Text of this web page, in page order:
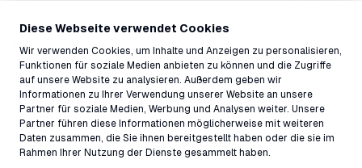
Diese Webseite verwendet Cookies
Wir verwenden Cookies, um Inhalte und Anzeigen zu personalisieren,
Funktionen für soziale Medien anbieten zu können und die Zugriffe
auf unsere Website zu analysieren. Außerdem geben wir
Informationen zu Ihrer Verwendung unserer Website an unsere
Partner für soziale Medien, Werbung und Analysen weiter. Unsere
Partner führen diese Informationen möglicherweise mit weiteren
Daten zusammen, die Sie ihnen bereitgestellt haben oder die sie im
Rahmen Ihrer Nutzung der Dienste gesammelt haben.
Wednesday
Thursday
12:00PM - 2:00PM
4:30PM - 9:00PM
Friday 12:00PM - 9:00PM
Saturday 12:00PM - 9:00PM
Sunday
12:00PM - 9:00PM
All schedules